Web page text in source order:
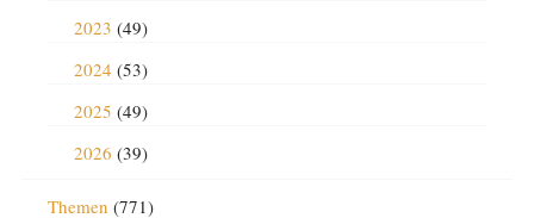
2023 (49)
2024 (53)
2025 (49)
2026 (39)
Themen (771)